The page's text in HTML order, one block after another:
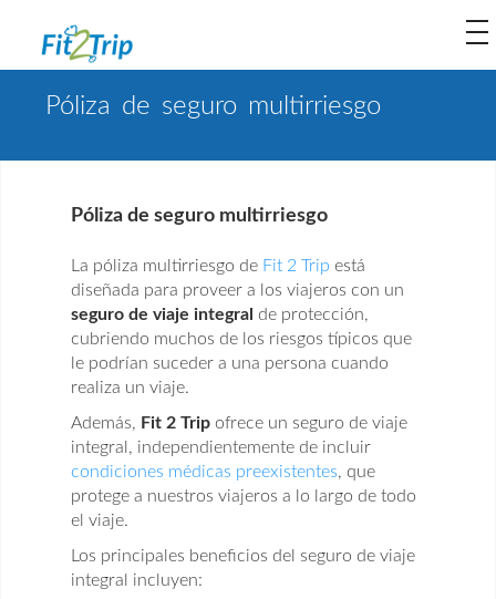
Póliza de seguro multirriesgo
Póliza de seguro multirriesgo
La póliza multirriesgo de Fit 2 Trip está
diseñada para proveer a los viajeros con un
seguro de viaje integral de protección,
cubriendo muchos de los riesgos típicos que
le podrían suceder a una persona cuando
realiza un viaje.
Además, Fit 2 Trip ofrece un seguro de viaje
integral, independientemente de incluir
condiciones médicas preexistentes, que
protege a nuestros viajeros a lo largo de todo
el viaje.
Los principales beneficios del seguro de viaje
integral incluyen: